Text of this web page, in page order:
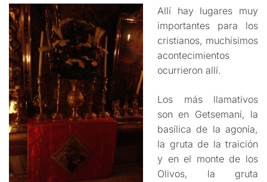
Allí hay lugares muy
importantes para los
cristianos, muchísimos
acontecimientos
ocurrieron allí.
Los más llamativos
son en Getsemaní, la
basílica de la agonía,
la gruta de la traición
y en el monte de los
Olivos, la gruta